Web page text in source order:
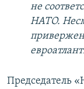
не
НАТО.
Председатель